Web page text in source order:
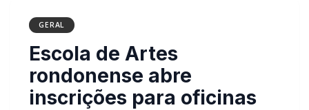
GERAL
Escola de Artes rondonense
abre inscrições para oficinas
de arte circense e viola